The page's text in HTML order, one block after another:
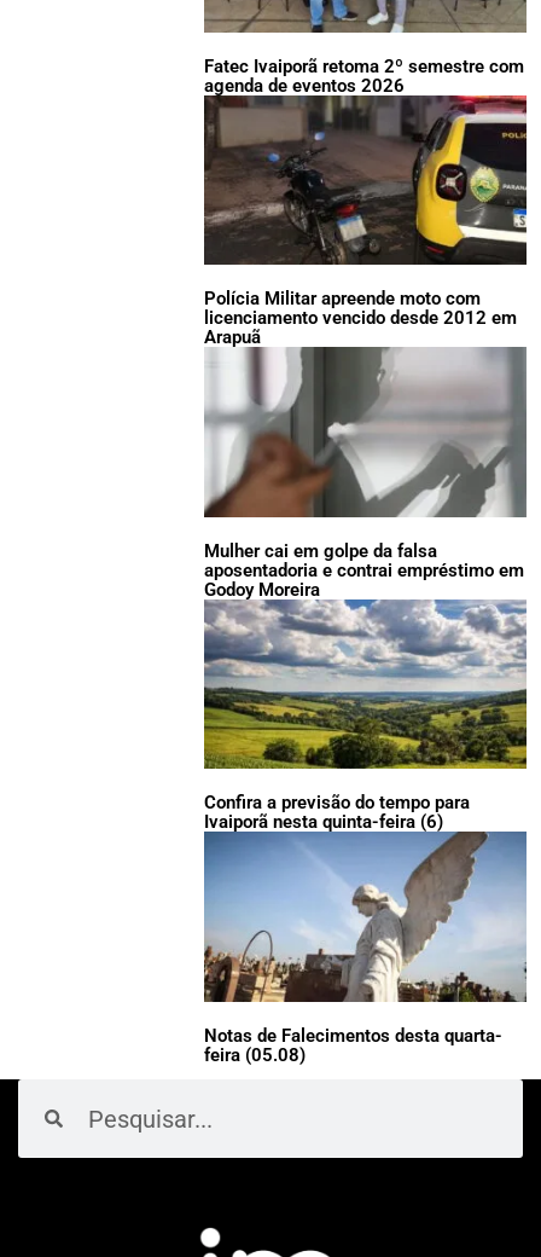
Fatec Ivaiporã retoma 2º semestre com
agenda de eventos 2026
Polícia Militar apreende moto com
licenciamento vencido desde 2012 em
Arapuã
Mulher cai em golpe da falsa
aposentadoria e contrai empréstimo em
Godoy Moreira
Confira a previsão do tempo para
Ivaiporã nesta quinta-feira (6)
Notas de Falecimentos desta quarta-
feira (05.08)